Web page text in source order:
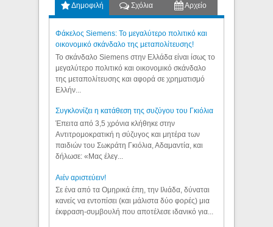
Δημοφιλή Σχόλια Αρχείο
Φάκελος Siemens: Το μεγαλύτερο πολιτικό και
οικονομικό σκάνδαλο της μεταπολίτευσης!
Το σκάνδαλο Siemens στην Ελλάδα είναι ίσως το
μεγαλύτερο πολιτικό και οικονομικό σκάνδαλο
της μεταπολίτευσης και αφορά σε χρηματισμό
Ελλήν...
Συγκλονίζει η κατάθεση της συζύγου του Γκιόλια
Έπειτα από 3,5 χρόνια κλήθηκε στην
Αντιτρομοκρατική η σύζυγος και μητέρα των
παιδιών του Σωκράτη Γκιόλια, Αδαμαντία, και
δήλωσε: «Μας έλεγ...
Aιέν αριστεύειν!
Σε ένα από τα Ομηρικά έπη, την Ιλιάδα, δύναται
κανείς να εντοπίσει (και μάλιστα δύο φορές) μια
έκφραση-συμβουλή που αποτέλεσε ιδανικό για...